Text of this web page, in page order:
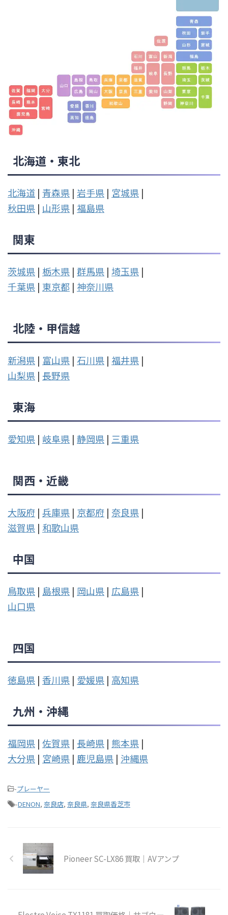
北海道・東北
北海道 | 青森県 | 岩手県 | 宮城県 |
秋田県 | 山形県 | 福島県
関東
茨城県 | 栃木県 | 群馬県 | 埼玉県 |
千葉県 | 東京都 | 神奈川県
北陸・甲信越
新潟県 | 富山県 | 石川県 | 福井県 |
山梨県 | 長野県
東海
愛知県 | 岐阜県 | 静岡県 | 三重県
関西・近畿
大阪府 | 兵庫県 | 京都府 | 奈良県 |
滋賀県 | 和歌山県
中国
鳥取県 | 島根県 | 岡山県 | 広島県 |
山口県
四国
徳島県 | 香川県 | 愛媛県 | 高知県
九州・沖縄
福岡県 | 佐賀県 | 長崎県 | 熊本県 |
大分県 | 宮崎県 | 鹿児島県 | 沖縄県
-プレーヤー
-DENON, 奈良店, 奈良県, 奈良県香芝市
Pioneer SC-LX86 買取｜AVアンプ